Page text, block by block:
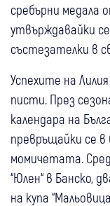
сребърни медала
утвърждавайки
състезателки в
Успехите на
писти. През
календара на
превръщайки се в
момичетата.
“Юлен“ в Банско,
на купа